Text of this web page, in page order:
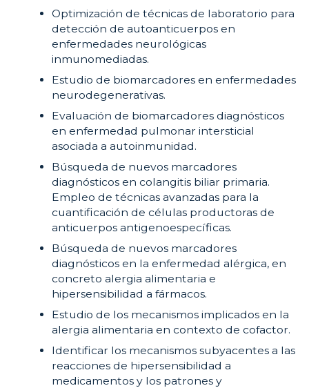
Optimización de técnicas de laboratorio para
detección de autoanticuerpos en
enfermedades neurológicas
inmunomediadas.
Estudio de biomarcadores en enfermedades
neurodegenerativas.
Evaluación de biomarcadores diagnósticos
en enfermedad pulmonar intersticial
asociada a autoinmunidad.
Búsqueda de nuevos marcadores
diagnósticos en colangitis biliar primaria.
Empleo de técnicas avanzadas para la
cuantificación de células productoras de
anticuerpos antigenoespecíficas.
Búsqueda de nuevos marcadores
diagnósticos en la enfermedad alérgica, en
concreto alergia alimentaria e
hipersensibilidad a fármacos.
Estudio de los mecanismos implicados en la
alergia alimentaria en contexto de cofactor.
Identificar los mecanismos subyacentes a las
reacciones de hipersensibilidad a
medicamentos y los patrones y